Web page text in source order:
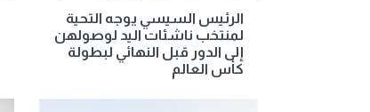
الرئيس السيسي يوجه التحية
لمنتخب ناشئات اليد لوصولهن
إلى الدور قبل النهائي لبطولة
كأس العالم